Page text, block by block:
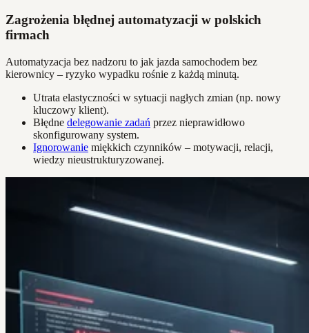
Zagrożenia błędnej automatyzacji w polskich
firmach
Automatyzacja bez nadzoru to jak jazda samochodem bez
kierownicy – ryzyko wypadku rośnie z każdą minutą.
Utrata elastyczności w sytuacji nagłych zmian (np. nowy
kluczowy klient).
Błędne delegowanie zadań przez nieprawidłowo
skonfigurowany system.
Ignorowanie miękkich czynników – motywacji, relacji,
wiedzy nieustrukturyzowanej.